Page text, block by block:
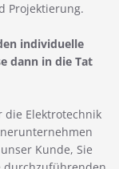
Projektierung.
individuelle
dann in die Tat
die Elektrotechnik
Kunde, Sie